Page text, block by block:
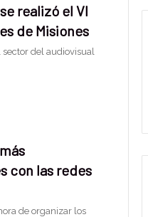
realizó el VI
de Misiones
del audiovisual
con las redes
de organizar los